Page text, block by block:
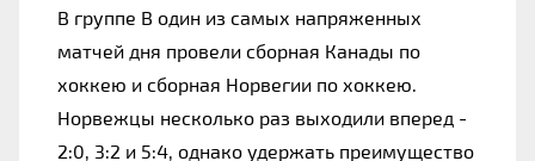
В группе B один из самых напряженных
матчей дня провели сборная Канады по
хоккею и сборная Норвегии по хоккею.
Норвежцы несколько раз выходили вперед -
2:0, 3:2 и 5:4, однако удержать преимущество